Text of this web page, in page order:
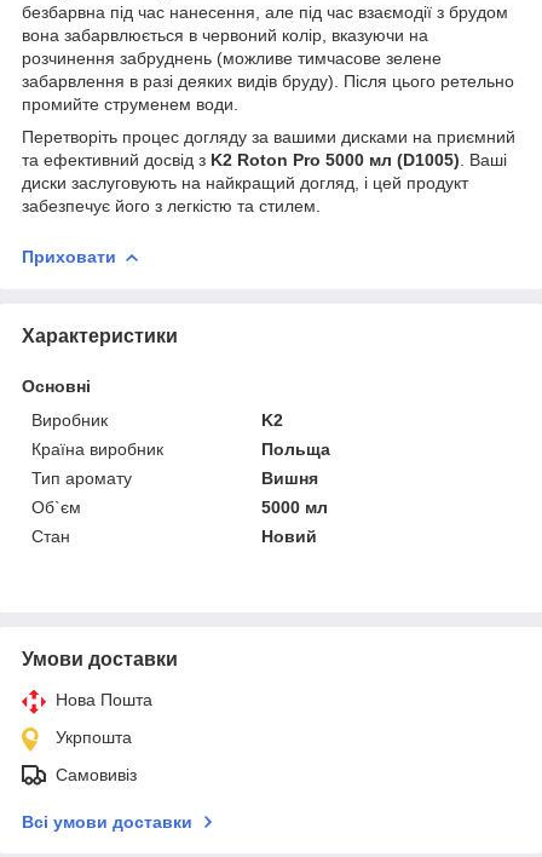
безбарвна під час нанесення, але під час взаємодії з брудом
вона забарвлюється в червоний колір, вказуючи на
розчинення забруднень (можливе тимчасове зелене
забарвлення в разі деяких видів бруду). Після цього ретельно
промийте струменем води.
Перетворіть процес догляду за вашими дисками на приємний
та ефективний досвід з K2 Roton Pro 5000 мл (D1005) . Ваші
диски заслуговують на найкращий догляд, і цей продукт
забезпечує його з легкістю та стилем.
Приховати
Характеристики
Основні
Виробник
K2
Країна виробник
Польща
Тип аромату
Вишня
Об`єм
5000 мл
Стан
Новий
Умови доставки
Нова Пошта
Укрпошта
Самовивіз
Всі умови доставки